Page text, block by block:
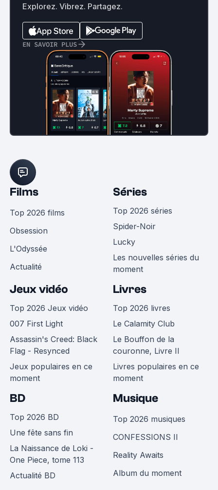
Explorez. Vibrez. Partagez.
EN SAVOIR PLUS
Films
Top 2026 films
Obsession
L'Odyssée
Actualité
Séries
Top 2026 séries
Spider-Noir
Lucky
Les nouvelles séries du
moment
Jeux vidéo
Top 2026 Jeux vidéo
007 First Light
Assassin's Creed: Black
Flag - Resynced
Jeux populaires en ce
moment
Livres
Top 2026 livres
Le Calamity Club
Le Bouffon de la
couronne, Livre II
Livres populaires en ce
moment
BD
Top 2026 BD
Une fête sans fin
La Naissance de Loki -
One Piece, tome 113
Actualité BD
Musique
Top 2026 musiques
CONFESSIONS II
Reality Awaits
Album du moment